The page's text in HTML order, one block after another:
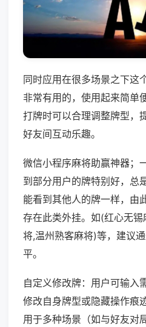
同时应用在很多场景之下这
非常有用的，使用起来简单
打牌时可以合理调整牌型，
好友间互动乐趣。
微信小程序麻将助赢神器；
到部分用户的牌特别好，总
能看到其他人的牌一样，由
存在此类外挂。如(红心无
将,温州熟客麻将)等，建议
平。
自定义修改牌：用户可输入
修改自身牌型或隐藏操作痕
用于多种场景（如与好友对